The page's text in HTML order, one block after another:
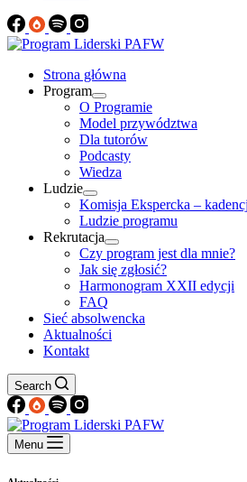
Strona główna
Program
O Programie
Model przywództwa
Dla tutorów
Podcasty
Wiedza
Ludzie
Komisja Ekspercka –
Ludzie programu
Rekrutacja
Czy program jest dla mnie?
Jak się zgłosić?
Harmonogram XXII edycji
FAQ
Sieć absolwencka
Aktualności
Kontakt
Search
Menu